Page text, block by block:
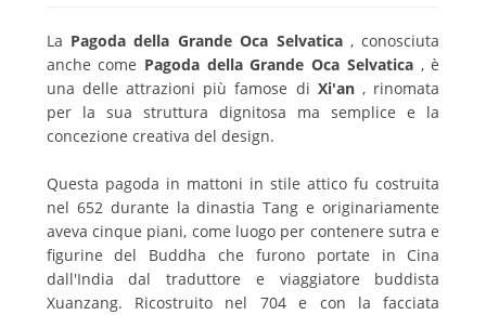
La Pagoda della Grande Oca Selvatica, conosciuta
anche come Pagoda della Grande Oca Selvatica, è
una delle attrazioni più famose di Xi'an, rinomata
per la sua struttura dignitosa ma semplice e la
concezione creativa del design.
Questa pagoda in mattoni in stile attico fu costruita
nel 652 durante la dinastia Tang e originariamente
aveva cinque piani, come luogo per contenere sutra e
figurine del Buddha che furono portate in Cina
dall'India dal traduttore e viaggiatore buddista
Xuanzang. Ricostruito nel 704 e con la facciata